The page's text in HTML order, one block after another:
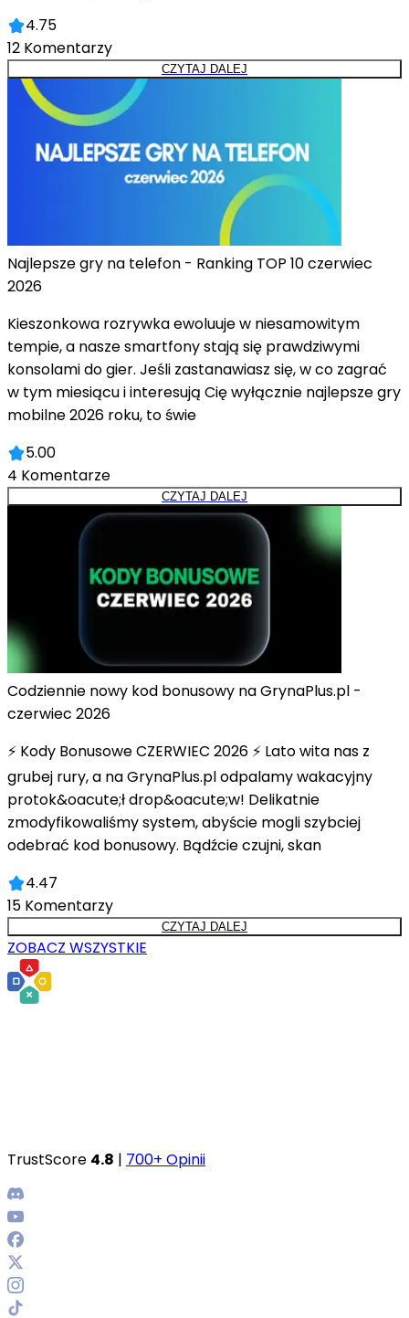
4.75
12 Komentarzy
CZYTAJ DALEJ
Najlepsze gry na telefon - Ranking TOP 10 czerwiec
2026
Kieszonkowa rozrywka ewoluuje w niesamowitym
tempie, a nasze smartfony stają się prawdziwymi
konsolami do gier. Jeśli zastanawiasz się, w co zagrać
w tym miesiącu i interesują Cię wyłącznie najlepsze gry
mobilne 2026 roku, to świe
5.00
4 Komentarze
CZYTAJ DALEJ
Codziennie nowy kod bonusowy na GrynaPlus.pl -
czerwiec 2026
⚡ Kody Bonusowe CZERWIEC 2026 ⚡ Lato wita nas z
grubej rury, a na GrynaPlus.pl odpalamy wakacyjny
protok&oacute;ł drop&oacute;w! Delikatnie
zmodyfikowaliśmy system, abyście mogli szybciej
odebrać kod bonusowy. Bądźcie czujni, skan
4.47
15 Komentarzy
CZYTAJ DALEJ
ZOBACZ WSZYSTKIE
TrustScore 4.8 | 700+ Opinii